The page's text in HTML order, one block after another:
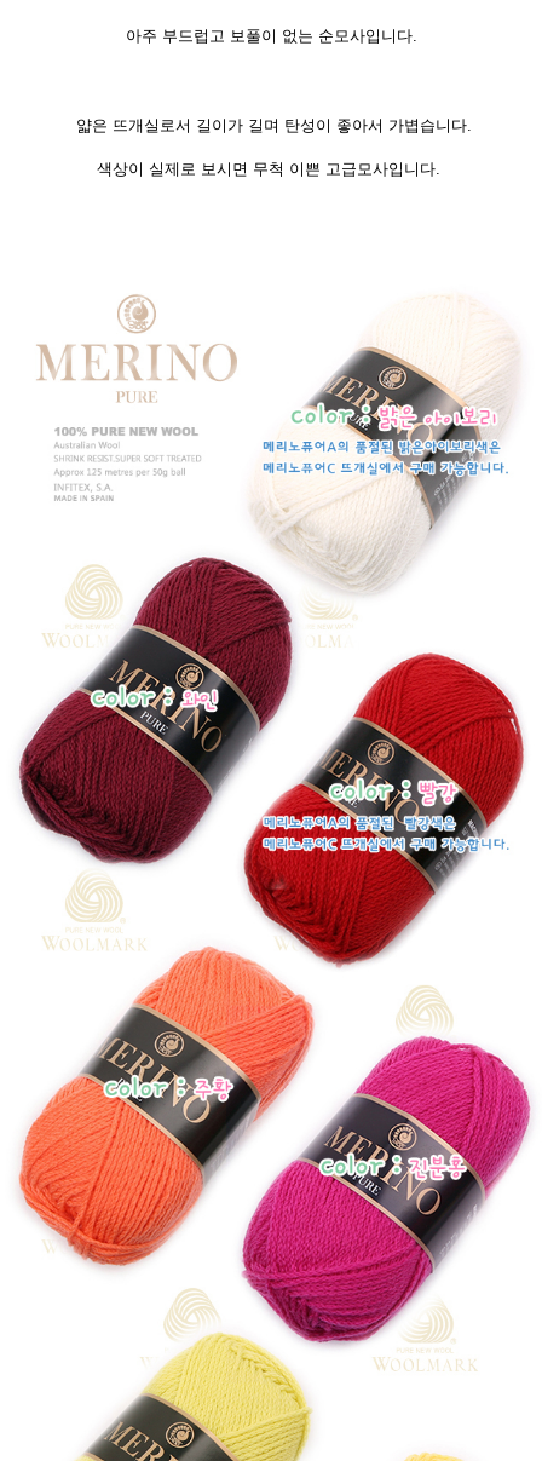
아주 부드럽고 보풀이 없는 순모사입니다.
얇은 뜨개실로서 길이가 길며 탄성이 좋아서 가볍습니다.
색상이 실제로 보시면 무척 이쁜 고급모사입니다.